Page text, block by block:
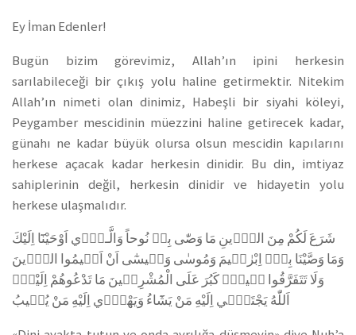
Ey İman Edenler!
Bugün bizim görevimiz, Allah’ın ipini herkesin
sarılabileceği bir çıkış yolu haline getirmektir. Nitekim
Allah’ın nimeti olan dinimiz, Habeşli bir siyahi köleyi,
Peygamber mescidinin müezzini haline getirecek kadar,
günahı ne kadar büyük olursa olsun mescidin kapılarını
herkese açacak kadar herkesin dinidir. Bu din, imtiyaz
sahiplerinin değil, herkesin dinidir ve hidayetin yolu
herkese ulaşmalıdır.
شَرَعَ لَكُمْ مِنَ الدّ۪ينِ مَا وَصّٰى بِه۪ نُوحاً وَالَّـذ۪ٓي اَوْحَيْنَٓا اِلَيْكَ
وَمَا وَصَّيْنَا بِه۪ٓ اِبْرٰه۪يمَ وَمُوسٰى وَع۪يسٰٓى اَنْ اَق۪يمُوا الدّ۪ينَ
وَلَا تَتَفَرَّقُوا ف۪يهِۜ كَبُرَ عَلَى الْمُشْرِك۪ينَ مَا تَدْعُوهُمْ اِلَيْهِۜ
اَللّٰهُ يَجْتَب۪ٓي اِلَيْهِ مَنْ يَشَٓاءُ وَيَهْد۪ٓي اِلَيْهِ مَنْ يُن۪يبُ